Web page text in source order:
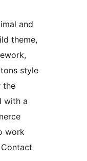
and
theme,
style
the
with a
work